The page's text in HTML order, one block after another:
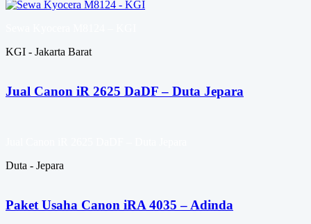
KGI - Jakarta Barat
Jual Canon iR 2625 DaDF – Duta Jepara
Duta - Jepara
Paket Usaha Canon iRA 4035 – Adinda